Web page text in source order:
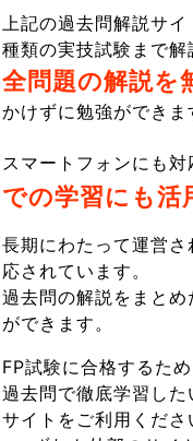
上記の過去問解説サ
種類の実技試験まで解
全問題の解説を
かけずに勉強ができま
スマートフォンにも対
での学習にも活
長期にわたって運営
応されています。
過去問の解説をまと
ができます。
FP試験に合格するた
過去問で徹底学習し
サイトをご利用くださ